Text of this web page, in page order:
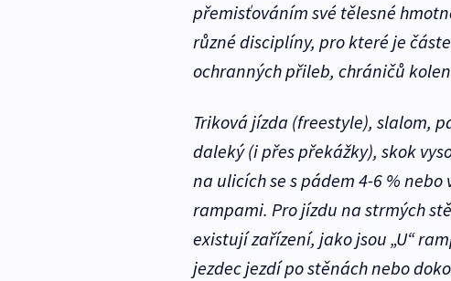
přemisťováním své tělesné
různé disciplíny, pro které je
ochranných přileb, chráničů
Triková jízda (freestyle), slalom,
daleký (i přes překážky), skok
na ulicích se s pádem 4-6 %
rampami. Pro jízdu na strmých
existují zařízení, jako jsou „U“
jezdec jezdí po stěnách nebo